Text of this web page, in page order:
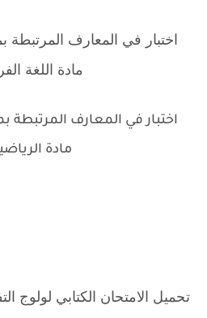
اختبار في المعارف المرتبطة
مادة اللغة
اختبار في المعارف المرتبطة
مادة
تحميل الامتحان الكتابي لولوج